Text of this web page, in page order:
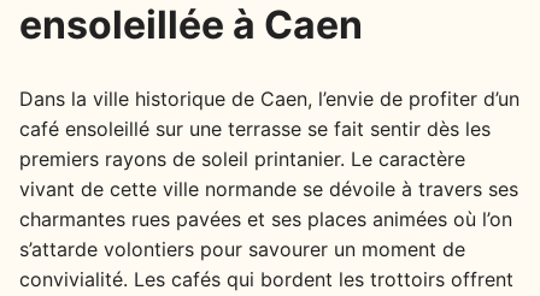
ensoleillée à Caen
Dans la ville historique de Caen, l’envie de profiter d’un
café ensoleillé sur une terrasse se fait sentir dès les
premiers rayons de soleil printanier. Le caractère
vivant de cette ville normande se dévoile à travers ses
charmantes rues pavées et ses places animées où l’on
s’attarde volontiers pour savourer un moment de
convivialité. Les cafés qui bordent les trottoirs offrent